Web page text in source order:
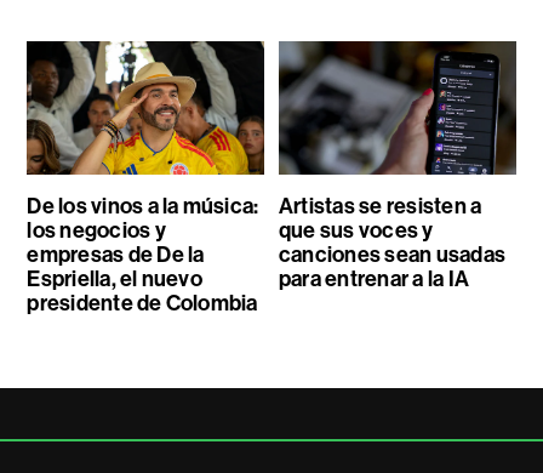
De los vinos a la música:
los negocios y
empresas de De la
Espriella, el nuevo
presidente de Colombia
Artistas se resisten a
que sus voces y
canciones sean usadas
para entrenar a la IA